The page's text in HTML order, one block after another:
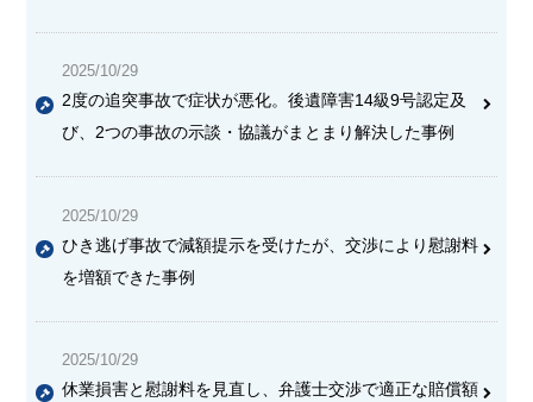
2025/10/29
2度の追突事故で症状が悪化。後遺障害14級9号認定及
び、2つの事故の示談・協議がまとまり解決した事例
2025/10/29
ひき逃げ事故で減額提示を受けたが、交渉により慰謝料
を増額できた事例
2025/10/29
休業損害と慰謝料を見直し、弁護士交渉で適正な賠償額